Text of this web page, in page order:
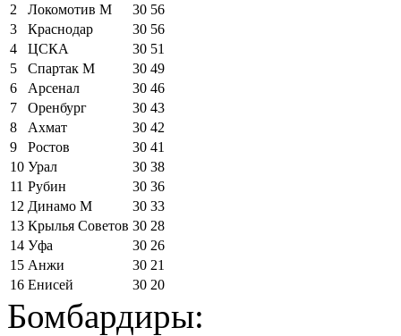
2
Локомотив М 30 56
3
Краснодар 30 56
4
ЦСКА 30 51
5
Спартак М 30 49
6
Арсенал 30 46
7
Оренбург 30 43
8
Ахмат 30 42
9
Ростов 30 41
10 Урал 30 38
11 Рубин 30 36
12 Динамо М 30 33
13 Крылья Советов 30 28
14 Уфа 30 26
15 Анжи 30 21
16 Енисей 30 20
Бомбардиры: